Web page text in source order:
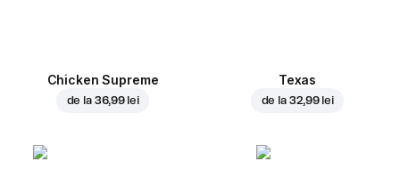
Chicken Supreme
de la 36,99 lei
Texas
de la 32,99 lei